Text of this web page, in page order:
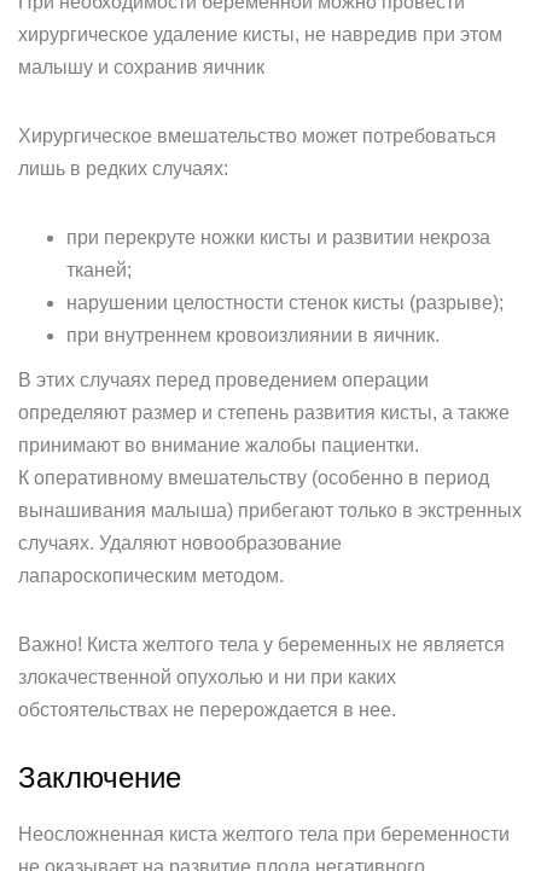
хирургическое удаление кисты, не навредив при этом
малышу и сохранив яичник
Хирургическое вмешательство может потребоваться
лишь в редких случаях:
при перекруте ножки кисты и развитии некроза
тканей;
нарушении целостности стенок кисты (разрыве);
при внутреннем кровоизлиянии в яичник.
В этих случаях перед проведением операции
определяют размер и степень развития кисты, а также
принимают во внимание жалобы пациентки.
К оперативному вмешательству (особенно в период
вынашивания малыша) прибегают только в экстренных
случаях. Удаляют новообразование
лапароскопическим методом.
Важно! Киста желтого тела у беременных не является
злокачественной опухолью и ни при каких
обстоятельствах не перерождается в нее.
Заключение
Неосложненная киста желтого тела при беременности
не оказывает на развитие плода негативного